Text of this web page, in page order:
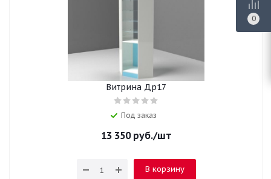
Витрина Др17
Под заказ
13 350руб./шт
В корзину
0